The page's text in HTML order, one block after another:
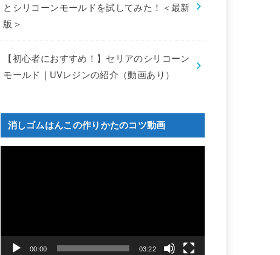
とシリコーンモールドを試してみた！＜最新
版＞
【初心者におすすめ！】セリアのシリコーン
モールド｜UVレジンの紹介（動画あり）
消しゴムはんこの作りかたのコツ動画
ヤ
00:00 03:22